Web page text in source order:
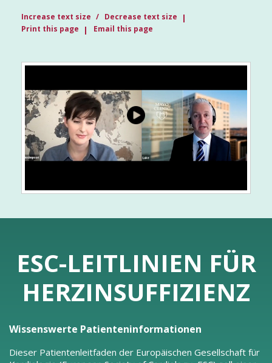
Increase text size
Decrease text size
Print this page
Email this page
ESC-LEITLINIEN FÜR
HERZINSUFFIZIENZ
Wissenswerte Patienteninformationen
Dieser Patientenleitfaden der Europäischen Gesellschaft für